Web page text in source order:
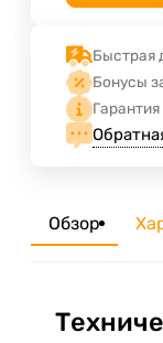
Быстрая
Бонусы
Обзор